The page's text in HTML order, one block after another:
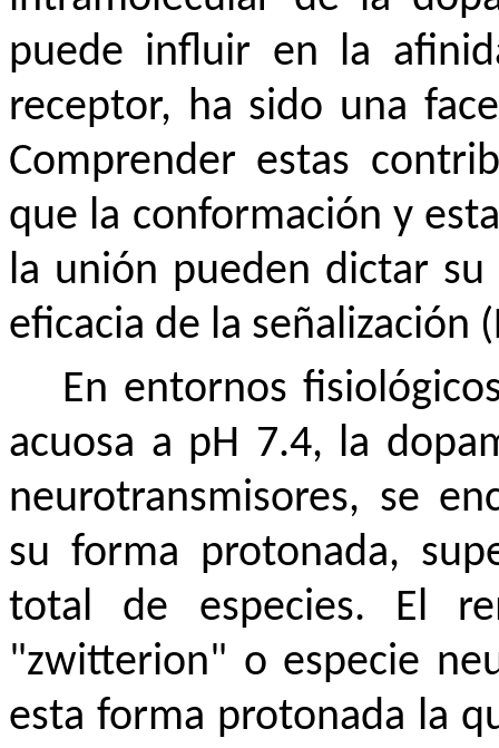
puede influir en la
receptor, ha sido una
Comprender estas
que la conformación y
la unión pueden dictar
eficacia de la señalización
En entornos
acuosa a pH 7.4, la
neurotransmisores, se
su forma protonada,
total de especies. El
"zwitterion" o especie
esta forma protonada la